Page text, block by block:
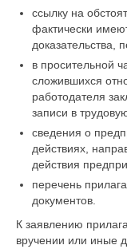
ссылку на
фактически
доказательства,
в просительной
сложившихся
работодателя
записи в
сведения о
действиях,
действия
перечень
документов.
К заявлению
вручении или иные